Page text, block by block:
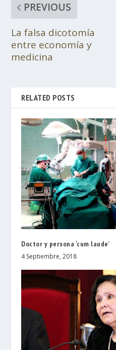
PREVIOUS
La falsa dicotomía
entre economía y
medicina
RELATED POSTS
Doctor y persona ‘cum laude’
4 Septiembre, 2018